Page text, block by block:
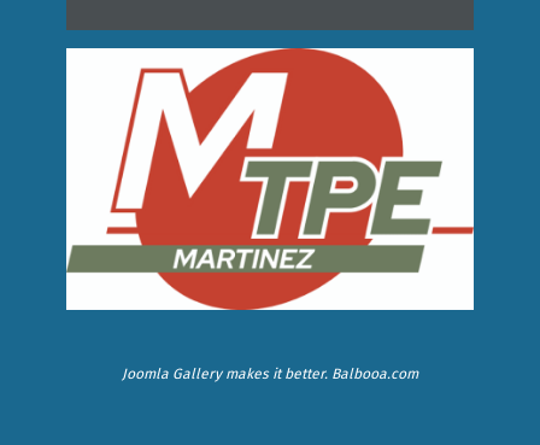
Joomla Gallerymakes it better. Balbooa.com